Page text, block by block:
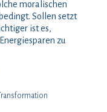
moralischen
Sollen setzt
ist es,
zu